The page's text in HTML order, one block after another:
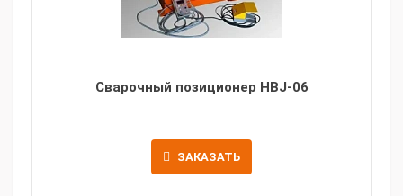
Сварочный позиционер HBJ-06
ЗАКАЗАТЬ